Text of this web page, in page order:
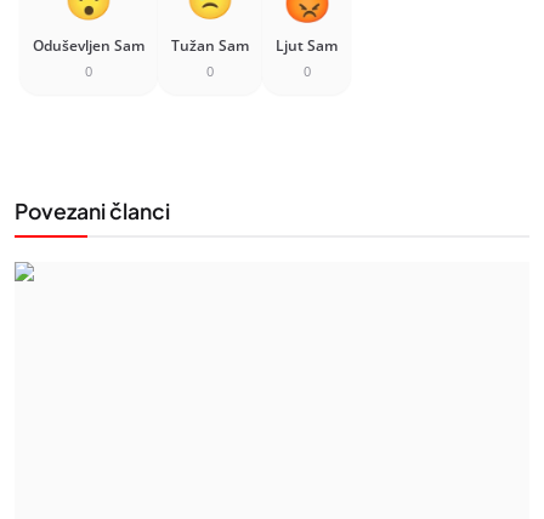
Oduševljen Sam
0
Tužan Sam
0
Ljut Sam
0
Povezani članci